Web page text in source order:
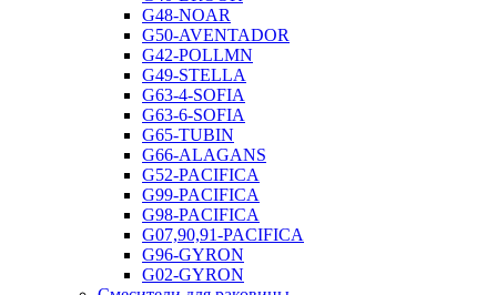
G48-NOAR
G50-AVENTADOR
G42-POLLMN
G49-STELLA
G63-4-SOFIA
G63-6-SOFIA
G65-TUBIN
G66-ALAGANS
G52-PACIFICA
G99-PACIFICA
G98-PACIFICA
G07,90,91-PACIFICA
G96-GYRON
G02-GYRON